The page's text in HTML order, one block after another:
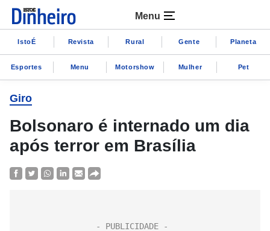
Menu
IstoÉ Revista Rural Gente Planeta
Esportes Menu Motorshow Mulher Pet
Giro
Bolsonaro é internado um dia
após terror em Brasília